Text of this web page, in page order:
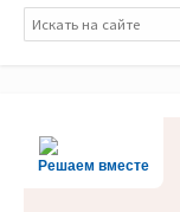
Поиск
Решаем вместе